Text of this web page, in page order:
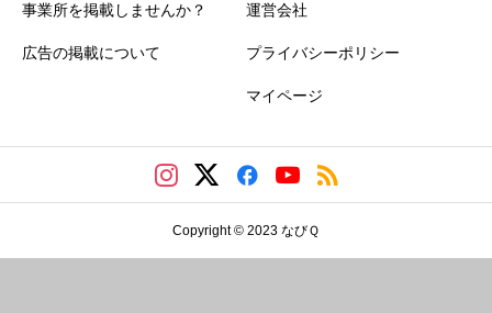
事業所を掲載しませんか？
広告の掲載について
運営会社
プライバシーポリシー
マイページ
Copyright © 2023 なびＱ